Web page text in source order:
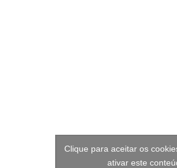
Clique para aceitar os
ativar este